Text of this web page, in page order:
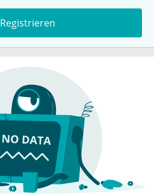
Registrieren